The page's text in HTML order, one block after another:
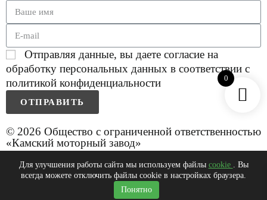
Отправляя данные, вы даете согласие на
обработку персональных данных в соответствии с
политикой конфиденциальности
ОТПРАВИТЬ
© 2026 Общество с ограниченной ответственностью
«Камский моторный завод»
0
Корзина
0
Для улучшения работы сайта мы используем файлы cookie . Вы
всегда можете отключить файлы cookie в настройках браузера.
Понятно